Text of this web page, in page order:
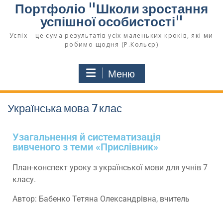
Портфоліо "Школи зростання
успішної особистості"
Успіх – це сума результатів усіх маленьких кроків, які ми
робимо щодня (Р.Кольєр)
Меню
Українська мова 7 клас
Узагальнення й систематизація
вивченого з теми «Прислівник»
План-конспект уроку з української мови для учнів 7
класу.
Автор: Бабенко Тетяна Олександрівна, вчитель